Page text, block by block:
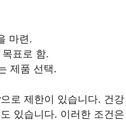
마련.
표로 함.
제품 선택.
으로 제한이 있습니다. 건강
있습니다. 이러한 조건은